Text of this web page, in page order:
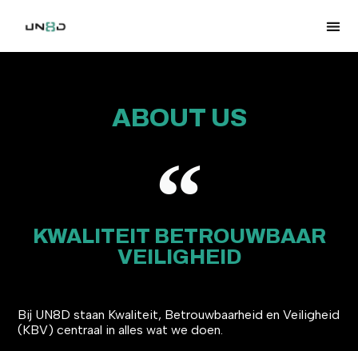
ABOUT US
KWALITEIT BETROUWBAAR
VEILIGHEID
Bij UN8D staan Kwaliteit, Betrouwbaarheid en Veiligheid
(KBV) centraal in alles wat we doen.